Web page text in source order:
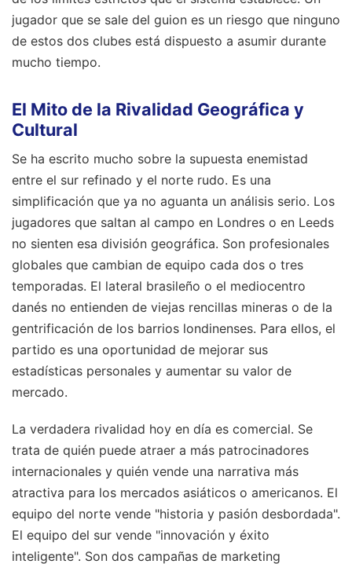
jugador que se sale del guion es un riesgo que ninguno
de estos dos clubes está dispuesto a asumir durante
mucho tiempo.
El Mito de la Rivalidad Geográfica y
Cultural
Se ha escrito mucho sobre la supuesta enemistad
entre el sur refinado y el norte rudo. Es una
simplificación que ya no aguanta un análisis serio. Los
jugadores que saltan al campo en Londres o en Leeds
no sienten esa división geográfica. Son profesionales
globales que cambian de equipo cada dos o tres
temporadas. El lateral brasileño o el mediocentro
danés no entienden de viejas rencillas mineras o de la
gentrificación de los barrios londinenses. Para ellos, el
partido es una oportunidad de mejorar sus
estadísticas personales y aumentar su valor de
mercado.
La verdadera rivalidad hoy en día es comercial. Se
trata de quién puede atraer a más patrocinadores
internacionales y quién vende una narrativa más
atractiva para los mercados asiáticos o americanos. El
equipo del norte vende "historia y pasión desbordada".
El equipo del sur vende "innovación y éxito
inteligente". Son dos campañas de marketing